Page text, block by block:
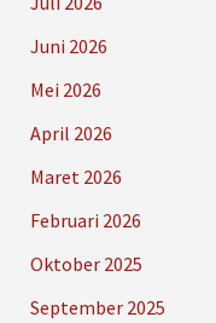
Juni 2026
Mei 2026
April 2026
Maret 2026
Februari 2026
Oktober 2025
September 2025